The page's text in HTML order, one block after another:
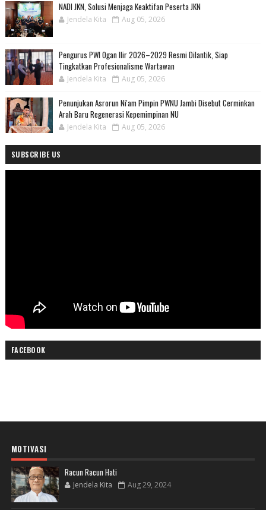
NADI JKN, Solusi Menjaga Keaktifan Peserta JKN
Jendela Kita Aug 05, 2026
Pengurus PWI Ogan Ilir 2026–2029 Resmi Dilantik, Siap
Tingkatkan Profesionalisme Wartawan
Jendela Kita Aug 05, 2026
Penunjukan Asrorun Ni'am Pimpin PWNU Jambi Disebut Cerminkan
Arah Baru Regenerasi Kepemimpinan NU
Jendela Kita Aug 05, 2026
SUBSCRIBE US
FACEBOOK
MOTIVASI
Racun Racun Hati
Jendela Kita Aug 29, 2024